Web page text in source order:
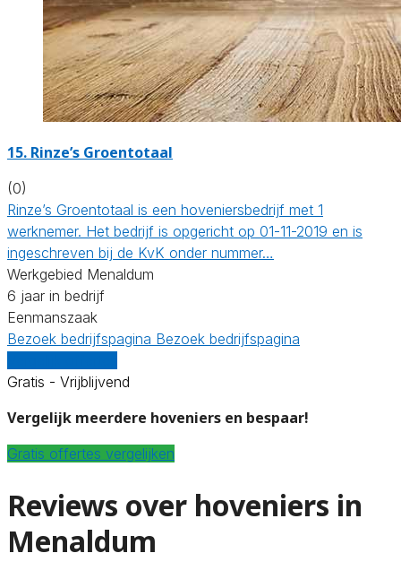
15. Rinze’s Groentotaal
(0)
Rinze’s Groentotaal is een hoveniersbedrijf met 1
werknemer. Het bedrijf is opgericht op 01-11-2019 en is
ingeschreven bij de KvK onder nummer…
Werkgebied Menaldum
6 jaar in bedrijf
Eenmanszaak
Bezoek bedrijfspagina Bezoek bedrijfspagina
Gratis - Vrijblijvend
Vergelijk meerdere hoveniers en bespaar!
Gratis offertes vergelijken
Reviews over hoveniers in
Menaldum